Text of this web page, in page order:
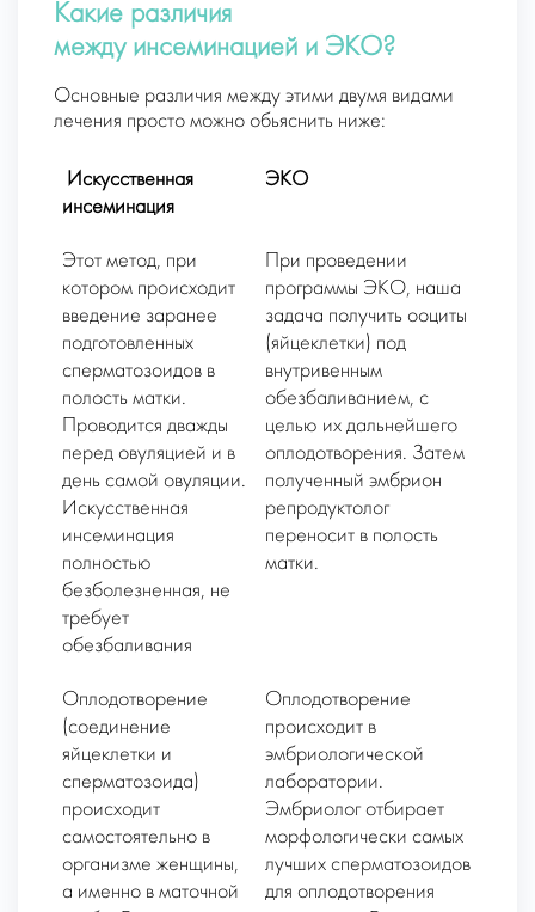
Какие различия
между инсеминацией и ЭКО?
Основные различия между этими двумя видами
лечения просто можно обьяснить ниже:
Искусственная
инсеминация
ЭКО
Этот метод, при
котором происходит
введение заранее
подготовленных
сперматозоидов в
полость матки.
Проводится дважды
перед овуляцией и в
день самой овуляции.
Искусственная
инсеминация
полностью
безболезненная, не
требует
обезбаливания
При проведении
программы ЭКО, наша
задача получить ооциты
(яйцеклетки) под
внутривенным
обезбаливанием, с
целью их дальнейшего
оплодотворения. Затем
полученный эмбрион
репродуктолог
переносит в полость
матки.
Оплодотворение
(соединение
яйцеклетки и
сперматозоида)
происходит
самостоятельно в
организме женщины,
а именно в маточной
Оплодотворение
происходит в
эмбриологической
лаборатории.
Эмбриолог отбирает
морфологически самых
лучших сперматозоидов
для оплодотворения